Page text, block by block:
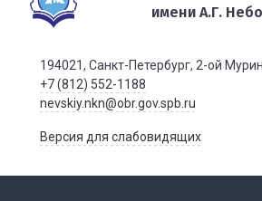
имени А.Г.
194021, Санкт-Петербург, 2-ой
+7 (812) 552-1188
nevskiy.nkn@obr.gov.spb.ru
Версия для слабовидящих